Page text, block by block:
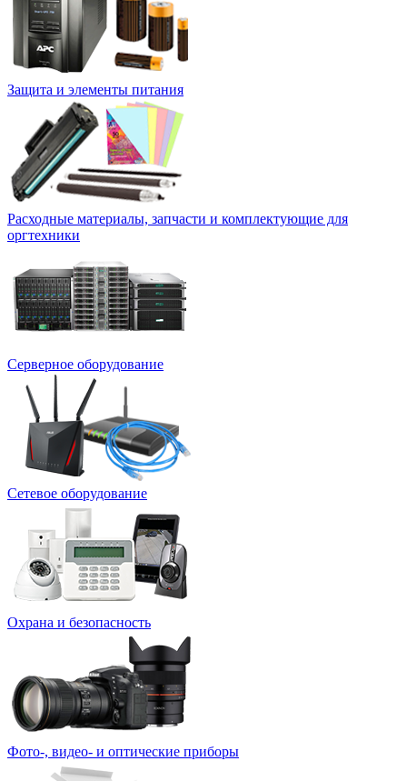
Защита и элементы питания
Расходные материалы, запчасти и комплектующие для
оргтехники
Серверное оборудование
Сетевое оборудование
Охрана и безопасность
Фото-, видео- и оптические приборы